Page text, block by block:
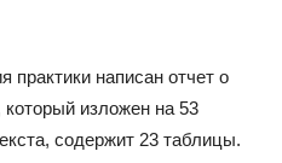
практики написан отчет о
который изложен на 53
содержит 23 таблицы.